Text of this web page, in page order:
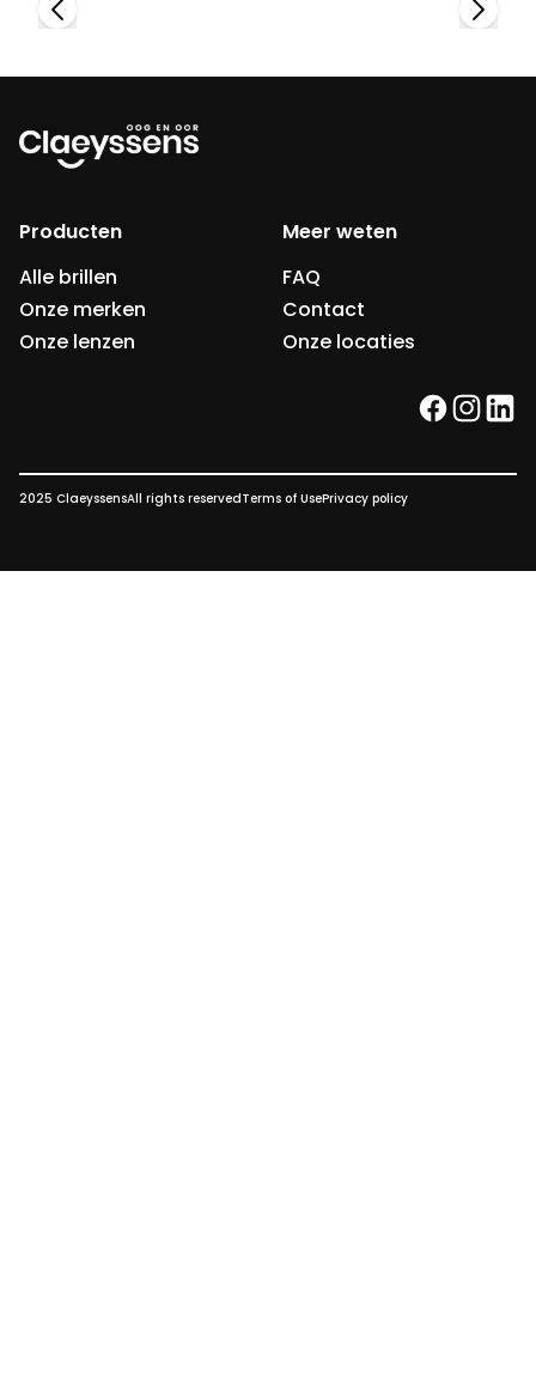
Producten
Alle brillen
Onze merken
Onze lenzen
Meer weten
FAQ
Contact
Onze locaties
facebook
2025 ClaeyssensAll rights reservedTerms of UsePrivacy policy